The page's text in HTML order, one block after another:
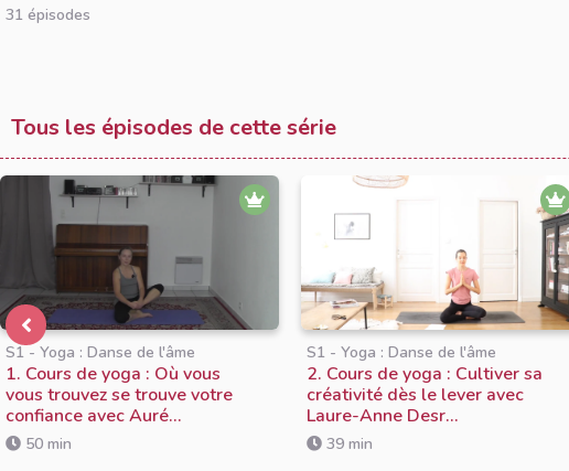
31 épisodes
Tous les épisodes de cette série
S1 - Yoga : Danse de l'âme
1. Cours de yoga : Où vous
vous trouvez se trouve votre
confiance avec Auré...
50 min
S1 - Yoga : Danse de l'âme
2. Cours de yoga : Cultiver sa
créativité dès le lever avec
Laure-Anne Desr...
39 min